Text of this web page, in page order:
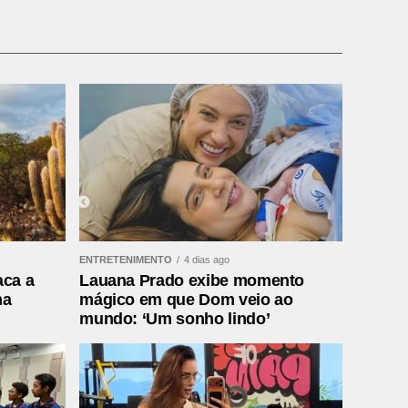
a
ENTRETENIMENTO 4 dias ago
Lauana Prado exibe momento
mágico em que Dom veio ao
mundo: ‘Um sonho lindo’